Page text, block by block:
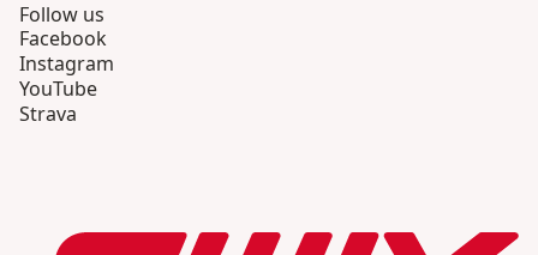
Follow us
Facebook
Instagram
YouTube
Strava